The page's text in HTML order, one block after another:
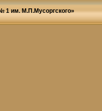
им. М.П.Мусоргского»